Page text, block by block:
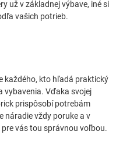
už v základnej výbave, iné si
vašich potrieb.
každého, kto hľadá praktický
vybavenia. Vďaka svojej
prispôsobí potrebám
náradie vždy poruke a v
vás tou správnou voľbou.